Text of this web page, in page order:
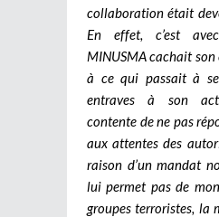
collaboration était
En effet, c’est
MINUSMA cachait
à ce qui passait à
entraves à son
contente de ne pas
aux attentes des
raison d’un mandat
lui permet pas de
groupes terroristes, la